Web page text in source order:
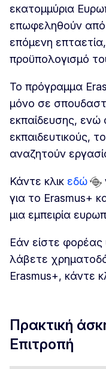
εκατομμύρια
επωφεληθούν
επόμενη
προϋπολογισμό
Το πρόγραμμα
μόνο σε
εκπαίδευσης, ενώ
εκπαιδευτικούς,
αναζητούν
Κάντε κλικ εδώ
για το Erasmus+
μια εμπειρία
Εάν είστε
λάβετε
Erasmus+, κάντε
Πρακτική
Επιτροπή